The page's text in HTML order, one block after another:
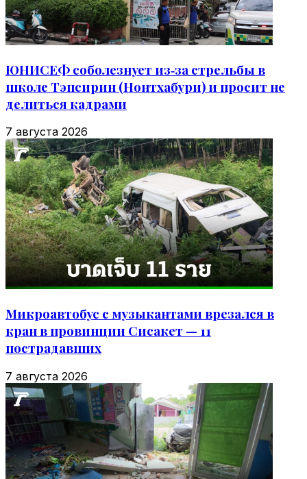
ЮНИСЕФ соболезнует из‑за стрельбы в
школе Тэпсирин (Нонтхабури) и просит не
делиться кадрами
7 августа 2026
Микроавтобус с музыкантами врезался в
кран в провинции Сисакет — 11
пострадавших
7 августа 2026